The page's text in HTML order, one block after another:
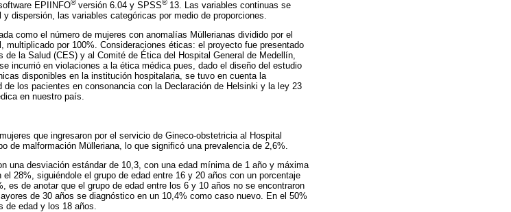
EPIINFO® versión 6.04 y SPSS® 13. Las variables continuas se
dispersión, las variables categóricas por medio de proporciones.
como el número de mujeres con anomalías Müllerianas dividido por el
por 100%. Consideraciones éticas: el proyecto fue presentado
la Salud (CES) y al Comité de Ética del Hospital General de Medellín,
incurrió en violaciones a la ética médica pues, dado el diseño del estudio
disponibles en la institución hospitalaria, se tuvo en cuenta la
los pacientes en consonancia con la Declaración de Helsinki y la ley 23
en nuestro país.
que ingresaron por el servicio de Gineco-obstetricia al Hospital
de malformación Mülleriana, lo que significó una prevalencia de 2,6%.
una desviación estándar de 10,3, con una edad mínima de 1 año y máxima
28%, siguiéndole el grupo de edad entre 16 y 20 años con un porcentaje
es de anotar que el grupo de edad entre los 6 y 10 años no se encontraron
de 30 años se diagnóstico en un 10,4% como caso nuevo. En el 50%
edad y los 18 años.